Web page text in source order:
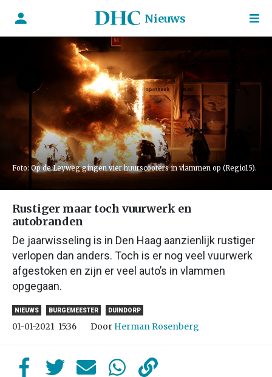
Nieuws
Foto: Op de Leyweg gingen vier huurscooters in vlammen op (Regio15).
Rustiger maar toch vuurwerk en
autobranden
De jaarwisseling is in Den Haag aanzienlijk rustiger
verlopen dan anders. Toch is er nog veel vuurwerk
afgestoken en zijn er veel auto’s in vlammen
opgegaan.
NIEUWS BURGEMEESTER DUINDORP
01-01-2021 15:36 Door Herman Rosenberg